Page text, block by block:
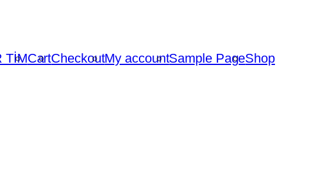
TİMCartCheckoutMy accountSample PageShop